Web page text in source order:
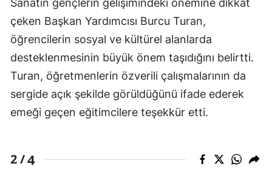
çeken Başkan Yardımcısı Burcu Turan,
öğrencilerin sosyal ve kültürel alanlarda
desteklenmesinin büyük önem taşıdığını belirtti.
Turan, öğretmenlerin özverili çalışmalarının da
sergide açık şekilde görüldüğünü ifade ederek
emeği geçen eğitimcilere teşekkür etti.
2 /4